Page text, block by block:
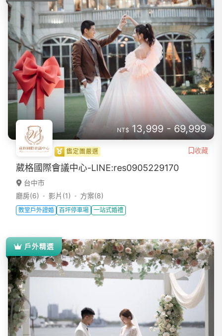
NT$ 13,999 - 69,999
鑑定團嚴選 收藏
葳格國際會議中心-LINE:res0905229170
台中市
廳房(6)
影片(1) 方案(8)
教堂戶外證婚 百坪停車場 一站式婚禮
戶外精選